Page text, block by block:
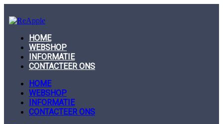
to
content
HOME
WEBSHOP
INFORMATIE
CONTACTEER ONS
HOME
WEBSHOP
INFORMATIE
CONTACTEER ONS